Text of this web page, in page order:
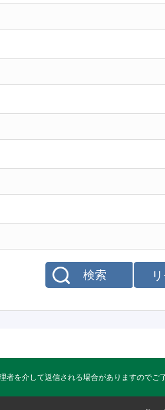
検索
を介して返信される場合がありますのでご